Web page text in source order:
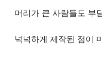
머리가 큰 사람들도 부
넉넉하게 제작된 점이